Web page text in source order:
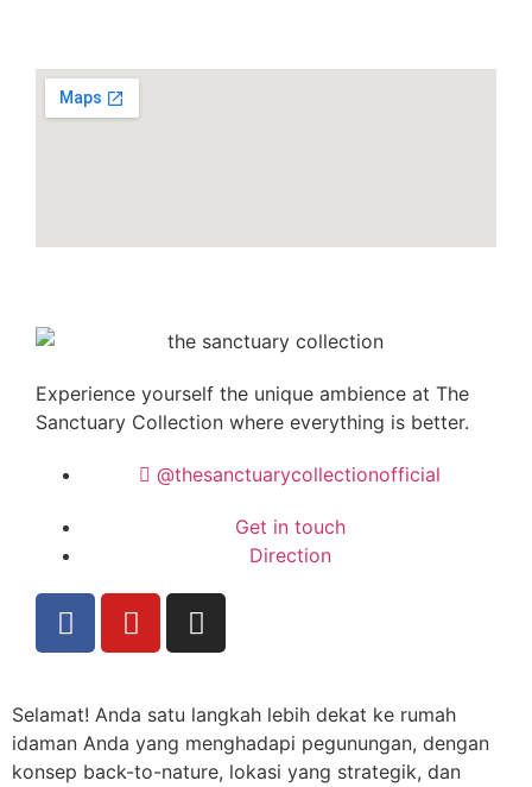
Experience yourself the unique ambience at The
Sanctuary Collection where everything is better.
@thesanctuarycollectionofficial
Get in touch
Direction
Selamat! Anda satu langkah lebih dekat ke rumah
idaman Anda yang menghadapi pegunungan, dengan
konsep back-to-nature, lokasi yang strategik, dan